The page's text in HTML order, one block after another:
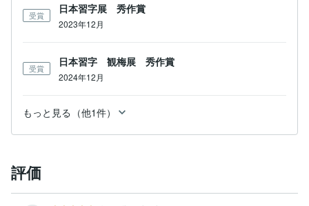
受賞
日本習字展 秀作賞
2023年12月
受賞
日本習字 観梅展 秀作賞
2024年12月
もっと見る（他1件）
評価